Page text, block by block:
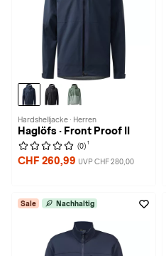
Hardshelljacke · Herren
Haglöfs · Front Proof II
(0) 1
CHF 260,99 UVP CHF 280,00
Sale Nachhaltig